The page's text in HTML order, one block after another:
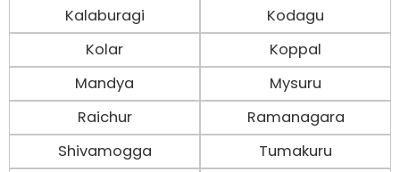
Kalaburagi
Kodagu
Kolar
Koppal
Mandya
Mysuru
Raichur
Ramanagara
Shivamogga
Tumakuru